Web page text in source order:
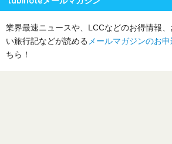
業界最速ニュースや、LCCなどのお得情報、
い旅行記などが読める メールマガジンのお申
ちら！